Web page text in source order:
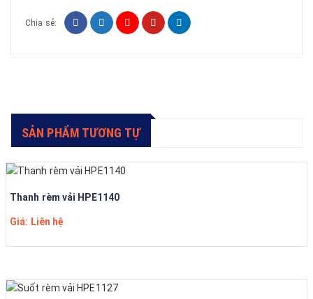
Chia sẻ:
SẢN PHẨM TƯƠNG TỰ
Thanh rèm vải HPE1140
Giá: Liên hệ